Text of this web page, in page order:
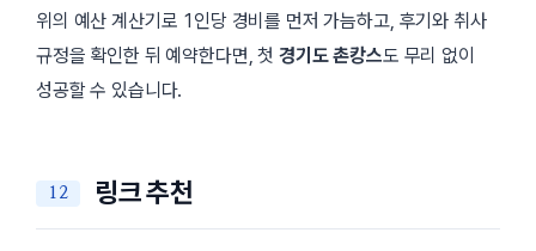
위의 예산 계산기로 1인당 경비를 먼저 가늠하고, 후기와 취사
규정을 확인한 뒤 예약한다면, 첫 경기도 촌캉스도 무리 없이
성공할 수 있습니다.
링크 추천